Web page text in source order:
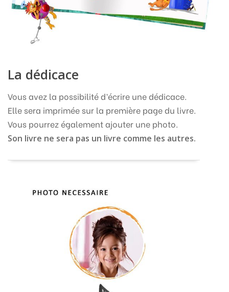
La dédicace
Vous avez la possibilité d’écrire une dédicace.
Elle sera imprimée sur la première page du livre.
Vous pourrez également ajouter une photo.
Son livre ne sera pas un livre comme les autres.